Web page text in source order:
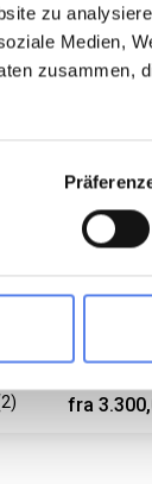
zu
Medien,
zusammen,
Indlæser...
Fjandvej 60
1,5 km
fra